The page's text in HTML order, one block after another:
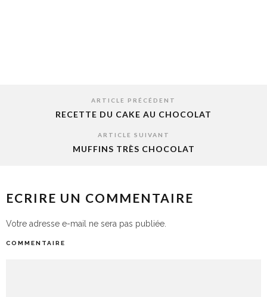
ARTICLE PRÉCÉDENT
RECETTE DU CAKE AU CHOCOLAT
ARTICLE SUIVANT
MUFFINS TRÈS CHOCOLAT
ECRIRE UN COMMENTAIRE
Votre adresse e-mail ne sera pas publiée.
COMMENTAIRE